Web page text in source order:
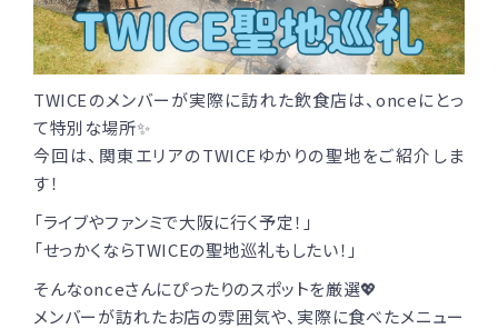
TWICEのメンバーが実際に訪れた飲食店は、onceにとっ
て特別な場所✨
今回は、関東エリアのTWICEゆかりの聖地をご紹介しま
す！
「ライブやファンミで大阪に行く予定！」
「せっかくならTWICEの聖地巡礼もしたい！」
そんなonceさんにぴったりのスポットを厳選💖
メンバーが訪れたお店の雰囲気や、実際に食べたメニュー